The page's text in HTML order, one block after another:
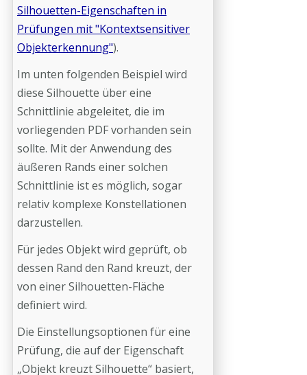
Silhouetten-Eigenschaften in
Prüfungen mit "Kontextsensitiver
Objekterkennung").
Im unten folgenden Beispiel wird
diese Silhouette über eine
Schnittlinie abgeleitet, die im
vorliegenden PDF vorhanden sein
sollte. Mit der Anwendung des
äußeren Rands einer solchen
Schnittlinie ist es möglich, sogar
relativ komplexe Konstellationen
darzustellen.
Für jedes Objekt wird geprüft, ob
dessen Rand den Rand kreuzt, der
von einer Silhouetten-Fläche
definiert wird.
Die Einstellungsoptionen für eine
Prüfung, die auf der Eigenschaft
„Objekt kreuzt Silhouette“ basiert,